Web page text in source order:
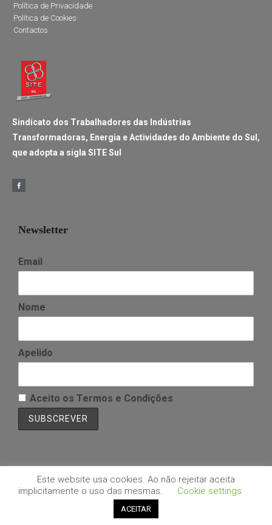
Política de Privacidade
Política de Cookies
Contactos
Sindicato dos Trabalhadores das Indústrias
Transformadoras, Energia e Actividades do Ambiente do Sul,
que adopta a sigla SITE Sul
Newsletter
Email
Nome
Apelido
Aceito os Termos e Condições
Copyright © SITE Sul | Desenvolvido por: Aloha - Business & Software
Solutions
Este website usa cookies. Ao não rejeitar aceita
implicitamente o uso das mesmas.
Cookie settings
ACEITAR